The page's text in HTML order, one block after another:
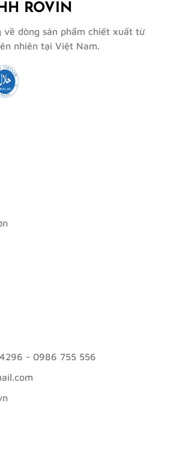
ROVIN
về dòng sản phẩm chiết xuất từ
nhiên tại Việt Nam.
- 0986 755 556